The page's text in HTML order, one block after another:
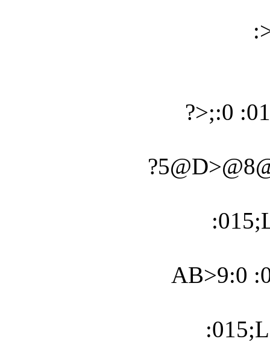
?>;:0
AB>9:0